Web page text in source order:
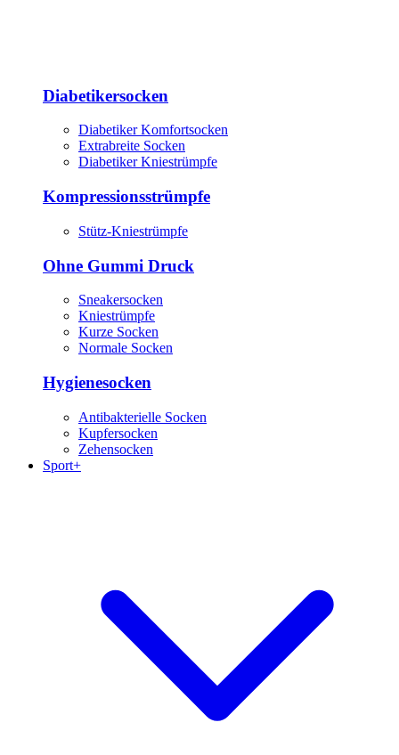
Diabetikersocken
Diabetiker Komfortsocken
Extrabreite Socken
Diabetiker Kniestrümpfe
Kompressionsstrümpfe
Stütz-Kniestrümpfe
Ohne Gummi Druck
Sneakersocken
Kniestrümpfe
Kurze Socken
Normale Socken
Hygienesocken
Antibakterielle Socken
Kupfersocken
Zehensocken
Sport+